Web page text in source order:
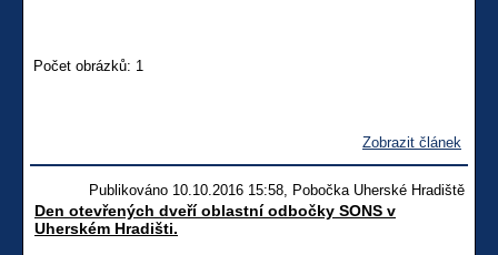
Počet obrázků: 1
Zobrazit článek
Publikováno 10.10.2016 15:58, Pobočka Uherské Hradiště
Den otevřených dveří oblastní odbočky SONS v
Uherském Hradišti.